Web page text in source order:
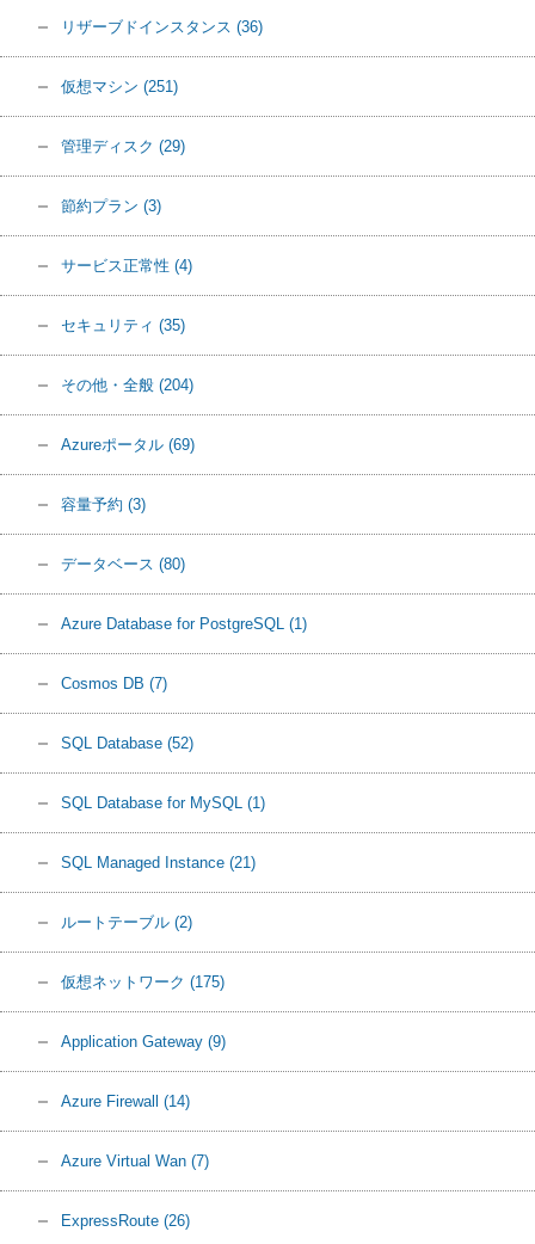
リザーブドインスタンス (36)
仮想マシン (251)
管理ディスク (29)
節約プラン (3)
サービス正常性 (4)
セキュリティ (35)
その他・全般 (204)
Azureポータル (69)
容量予約 (3)
データベース (80)
Azure Database for PostgreSQL (1)
Cosmos DB (7)
SQL Database (52)
SQL Database for MySQL (1)
SQL Managed Instance (21)
ルートテーブル (2)
仮想ネットワーク (175)
Application Gateway (9)
Azure Firewall (14)
Azure Virtual Wan (7)
ExpressRoute (26)